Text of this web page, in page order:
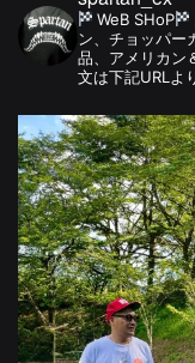
WeB SHoP
ン、チョッパー
品、アメリカン
文は下記URLよ